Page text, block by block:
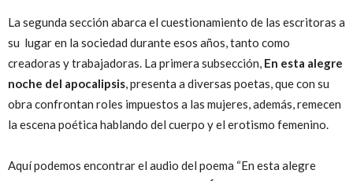
La segunda sección abarca el cuestionamiento de las escritoras a
su lugar en la sociedad durante esos años, tanto como
creadoras y trabajadoras. La primera subsección, En esta alegre
noche del apocalipsis, presenta a diversas poetas, que con su
obra confrontan roles impuestos a las mujeres, además, remecen
la escena poética hablando del cuerpo y el erotismo femenino.
Aquí podemos encontrar el audio del poema “En esta alegre